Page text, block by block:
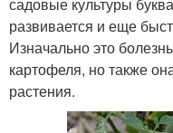
развивается и еще
Изначально это
картофеля, но также
растения.